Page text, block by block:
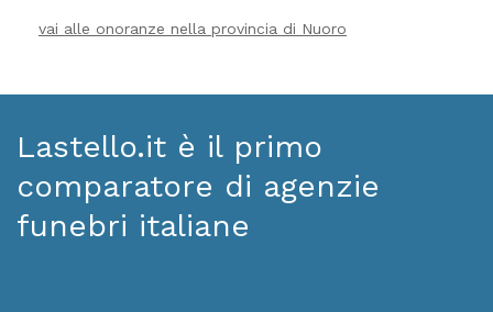
vai alle onoranze nella provincia di Nuoro
Lastello.it è il primo
comparatore di agenzie
funebri italiane